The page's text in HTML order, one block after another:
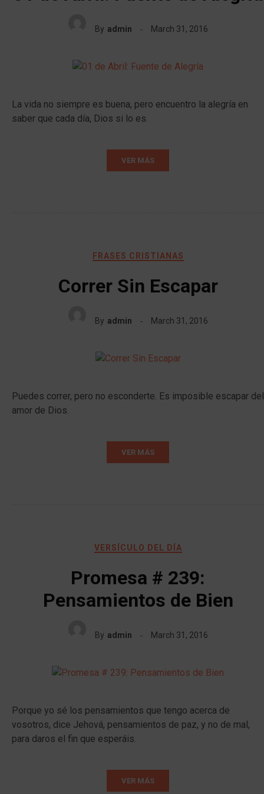
By admin March 31, 2016
La vida no siempre es buena, pero encuentro la alegría en
saber que cada día, Dios si lo es.
VER MÁS
FRASES CRISTIANAS
Correr Sin Escapar
By admin March 31, 2016
Puedes correr, pero no esconderte. Es imposible escapar del
amor de Dios.
VER MÁS
VERSÍCULO DEL DÍA
Promesa # 239:
Pensamientos de Bien
By admin March 31, 2016
Porque yo sé los pensamientos que tengo acerca de
vosotros, dice Jehová, pensamientos de paz, y no de mal,
para daros el fin que esperáis.
VER MÁS